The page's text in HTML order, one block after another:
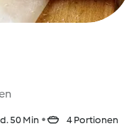
50 Min 4 Portionen